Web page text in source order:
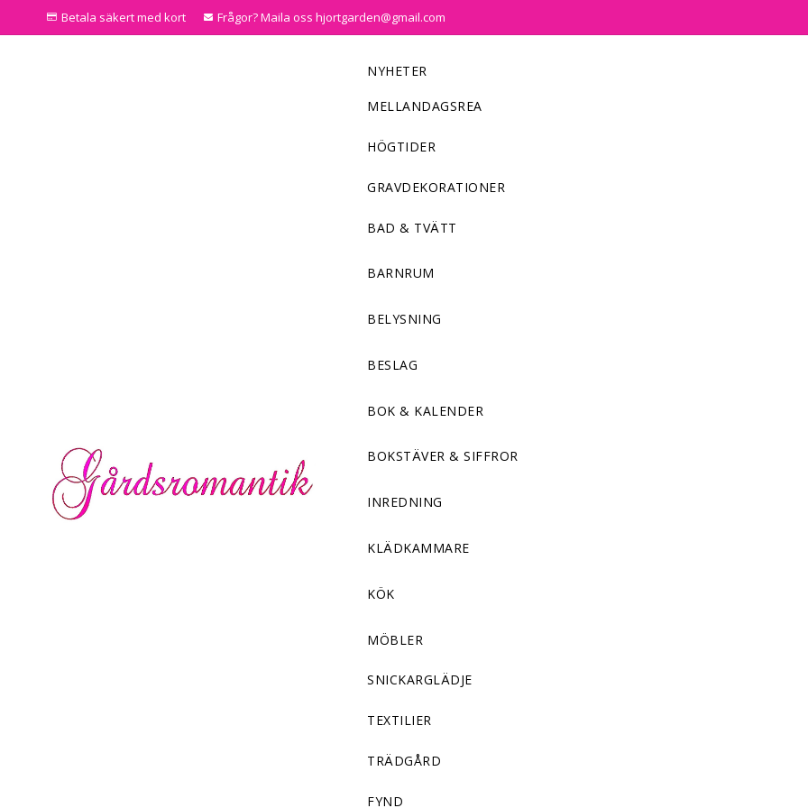
Betala säkert med kort Frågor? Maila oss hjortgarden@gmail.com
NYHETER
MELLANDAGSREA
HÖGTIDER
GRAVDEKORATIONER
BAD & TVÄTT
BARNRUM
BELYSNING
BESLAG
BOK & KALENDER
BOKSTÄVER & SIFFROR
INREDNING
KLÄDKAMMARE
KÖK
MÖBLER
SNICKARGLÄDJE
TEXTILIER
TRÄDGÅRD
FYND